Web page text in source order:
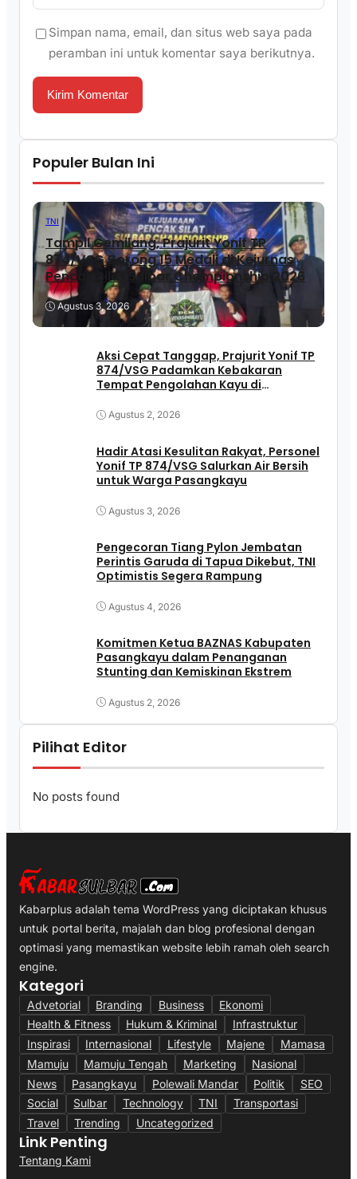
Simpan nama, email, dan situs web saya pada
peramban ini untuk komentar saya berikutnya.
Populer Bulan Ini
TNI
Tampil Gemilang, Prajurit Yonif TP
874/VSG Borong 15 Medali di Kejurnas
Pencak Silat Sulbar Championship 2026
Agustus 3, 2026
Aksi Cepat Tanggap, Prajurit Yonif TP
874/VSG Padamkan Kebakaran
Tempat Pengolahan Kayu di
Agustus 2, 2026
Hadir Atasi Kesulitan Rakyat, Personel
Yonif TP 874/VSG Salurkan Air Bersih
untuk Warga Pasangkayu
Agustus 3, 2026
Pengecoran Tiang Pylon Jembatan
Perintis Garuda di Tapua Dikebut, TNI
Optimistis Segera Rampung
Agustus 4, 2026
Komitmen Ketua BAZNAS Kabupaten
Pasangkayu dalam Penanganan
Stunting dan Kemiskinan Ekstrem
Agustus 2, 2026
Pilihat Editor
No posts found
Kabarplus adalah tema WordPress yang diciptakan khusus
untuk portal berita, majalah dan blog profesional dengan
optimasi yang memastikan website lebih ramah oleh search
engine.
Kategori
Advetorial Branding Business
Ekonomi
Health & Fitness
Hukum & Kriminal
Infrastruktur
Inspirasi
Internasional Lifestyle Majene
Mamasa
Mamuju
Mamuju Tengah Marketing
Nasional
News
Pasangkayu Polewali Mandar Politik
SEO
Social
Sulbar Technology TNI
Transportasi
Travel
Trending Uncategorized
Link Penting
Tentang Kami